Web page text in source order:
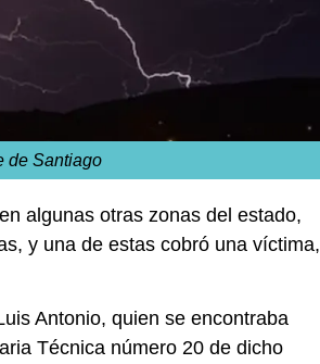
de Santiago
algunas otras zonas del estado,
y una de estas cobró una víctima,
Antonio, quien se encontraba
Técnica número 20 de dicho